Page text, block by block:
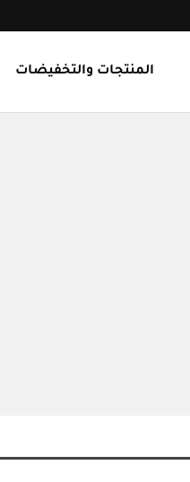
المنتجات والتخفيضات